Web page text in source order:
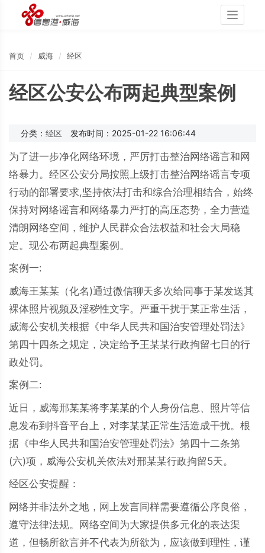
Toggle
首页 威海 经区
经区公安公布两起典型案例
分类： 经区 发布时间：2025-01-22 16:06:44
为了进一步净化网络环境，严厉打击整治网络谣言和网
络暴力。经区公安分局按照上级打击整治网络谣言专项
行动的部署要求,坚持依法打击和综合治理相结合，始终
保持对网络谣言和网络暴力严打的高压态势，全力营造
清朗网络空间，维护人民群众合法权益和社会大局稳
定。现公布两起典型案例。
案例一:
威海王某某（化名)通过微信聊天多次给同事于某发送其
裸体照片视频及淫秽性文字。严重干扰于某正常生活，
威海公安机关根据《中华人民共和国治安管理处罚法》
第四十四条之规定，决定给予王某某行政拘留七日的行
政处罚。
案例二:
近日，威海邢某某将李某某的个人身份信息、照片等信
息发布到抖音平台上，对李某某正常生活造成干扰。根
据《中华人民共和国治安管理处罚法》第四十二条第
(六)项，威海公安机关依法对邢某某行政拘留5天。
经区公安提醒：
网络并非法外之地，网上发言同样需要遵循公序良俗，
遵守法律法规。网络空间为大家提供多元化的表达渠
道，但畅所欲言并不代表为所欲为，应该做到理性，谨